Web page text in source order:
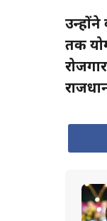
उन्होंने
तक